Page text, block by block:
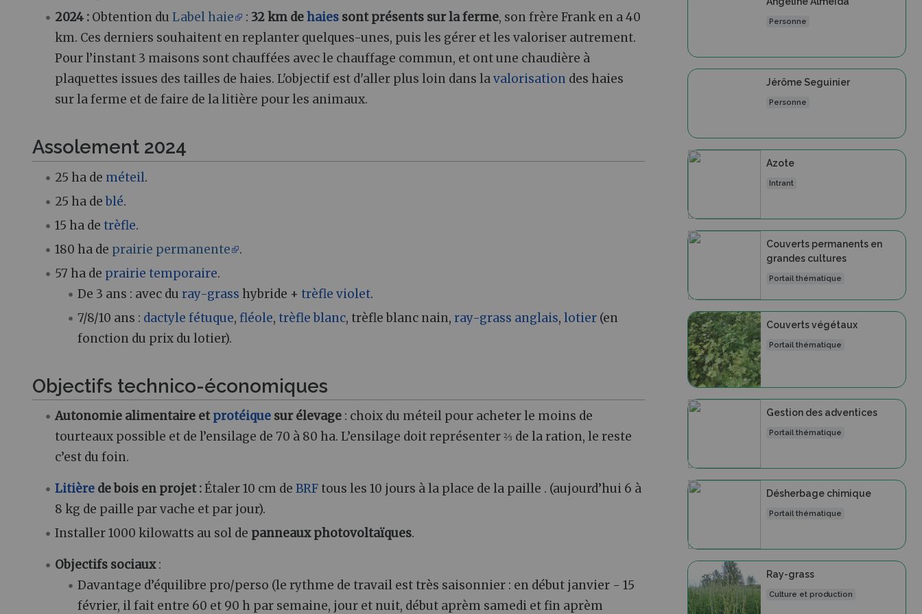
2024 : Obtention duLabel haie : 32 km dehaies sont présents sur la ferme, son frère Frank en a 40
km. Ces derniers souhaitent en replanter quelques-unes, puis les gérer et les valoriser autrement.
Pour l’instant 3 maisons sont chauffées avec le chauffage commun, et ont une chaudière à
plaquettes issues des tailles de haies. L'objectif est d'aller plus loin dans lavalorisation des haies
sur la ferme et de faire de la litière pour les animaux.
Assolement 2024
25 ha de méteil.
25 ha deblé.
15 ha de trèfle.
180 ha de prairie permanente
.
57 ha de prairie temporaire.
De 3 ans : avec duray-grass hybride + trèfle violet.
7/8/10 ans : dactyle fétuque,fléole, trèfle blanc, trèfle blanc nain,ray-grass anglais,lotier (en
fonction du prix du lotier).
Objectifs technico-économiques
Autonomie alimentaire etprotéique sur élevage : choix du méteil pour acheter le moins de
tourteaux possible et de l’ensilage de 70 à 80 ha. L’ensilage doit représenter ⅔ de la ration, le reste
c’est du foin.
Litière de bois en projet :Étaler 10 cm deBRF tous les 10 jours à la place de la paille . (aujourd’hui 6 à
8 kg de paille par vache et par jour).
Installer 1000 kilowatts au sol de panneaux photovoltaïques.
Objectifs sociaux:
Davantage d’équilibre pro/perso (le rythme de travail est très saisonnier : en début janvier - 15
février, il fait entre 60 et 90 h par semaine, jour et nuit, début aprèm samedi et fin aprèm
Personne
Jérôme Seguinier
Personne
Azote
Intrant
Couverts permanents en
grandes cultures
Portail thématique
Couverts végétaux
Portail thématique
Gestion des adventices
Portail thématique
Désherbage chimique
Portail thématique
Ray-grass
Culture et production